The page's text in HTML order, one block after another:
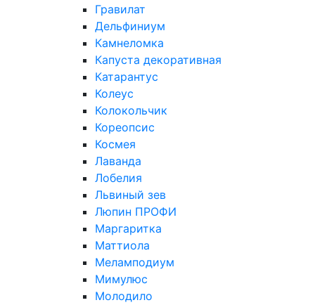
Гравилат
Дельфиниум
Камнеломка
Капуста декоративная
Катарантус
Колеус
Колокольчик
Кореопсис
Космея
Лаванда
Лобелия
Львиный зев
Люпин ПРОФИ
Маргаритка
Маттиола
Меламподиум
Мимулюс
Молодило